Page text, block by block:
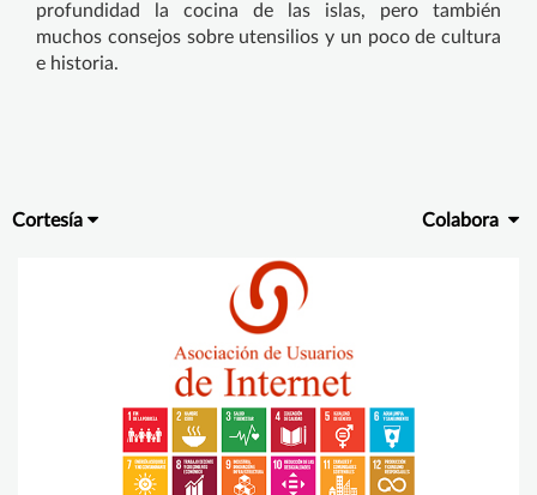
profundidad la cocina de las islas, pero también
muchos consejos sobre utensilios y un poco de cultura
e historia.
Cortesía Colabora